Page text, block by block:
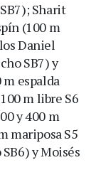
Sharit
(100 m
Daniel
SB7) y
m espalda
m libre S6
y 400 m
mariposa S5
y Moisés